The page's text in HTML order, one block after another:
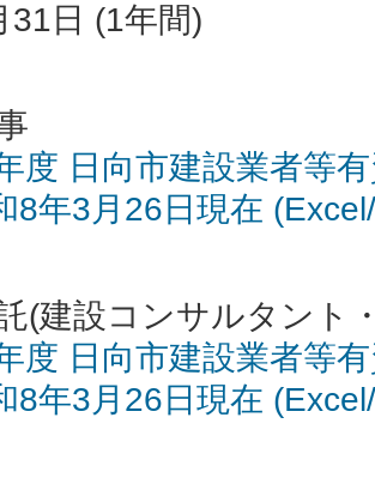
31日 (1年間)
度 日向市建設業者等
年3月26日現在
(建設コンサルタント
度 日向市建設業者等
年3月26日現在